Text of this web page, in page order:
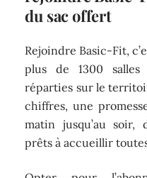
du sac offert
Rejoindre Basic-Fit,
plus de 1300
réparties sur le
chiffres, une
matin jusqu’au soir,
prêts à accueillir